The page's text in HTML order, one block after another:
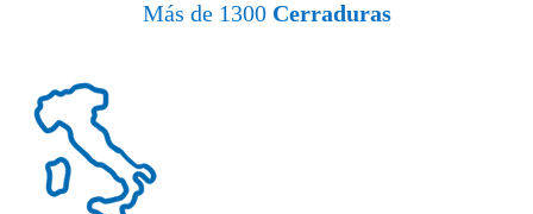
Más de 1300 Cerraduras